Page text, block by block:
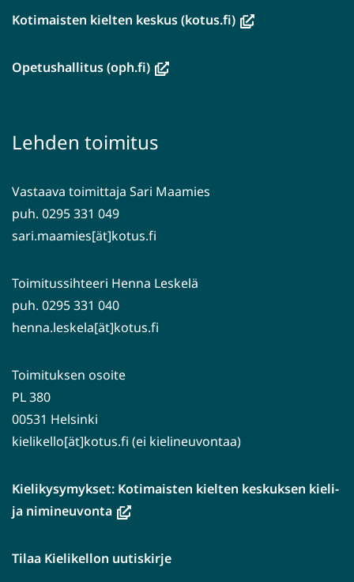
Kotimaisten kielten keskus (kotus.fi)(avautuu
Opetushallitus (oph.fi)(avautuu
toiseen
Lehden toimitus
Vastaava toimittaja Sari Maamies
puh. 0295 331 049
sari.maamies[ät]kotus.fi
Toimitussihteeri Henna Leskelä
puh. 0295 331 040
henna.leskela[ät]kotus.fi
Toimituksen osoite
PL 380
00531 Helsinki
kielikello[ät]kotus.fi (ei kielineuvontaa)
Kielikysymykset: Kotimaisten kielten keskuksen kieli-
ja nimineuvonta(avautuu
ikkunaan,
Tilaa Kielikellon uutiskirje